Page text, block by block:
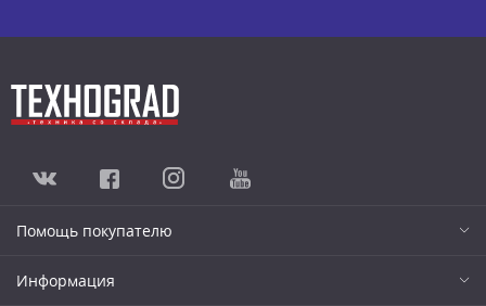
Помощь покупателю
Информация